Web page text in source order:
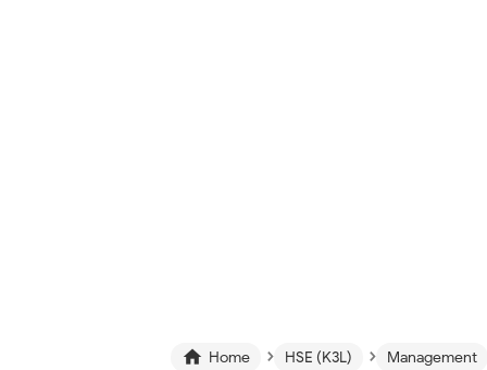
 Home › HSE (K3L) › Management